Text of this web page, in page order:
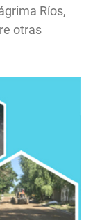
Ríos,
otras